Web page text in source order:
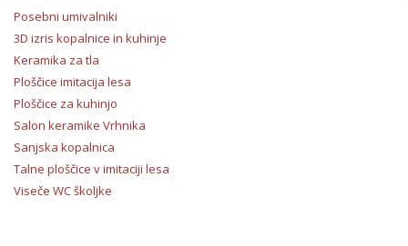
Posebni umivalniki
3D izris kopalnice in kuhinje
Keramika za tla
Ploščice imitacija lesa
Ploščice za kuhinjo
Salon keramike Vrhnika
Sanjska kopalnica
Talne ploščice v imitaciji lesa
Viseče WC školjke